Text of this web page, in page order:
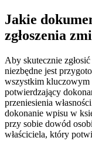
Jakie
zgłoszenia
Aby skutecznie
niezbędne jest
wszystkim kluczowym
potwierdzający
przeniesienia
dokonanie wpisu w
przy sobie dowód
właściciela, który